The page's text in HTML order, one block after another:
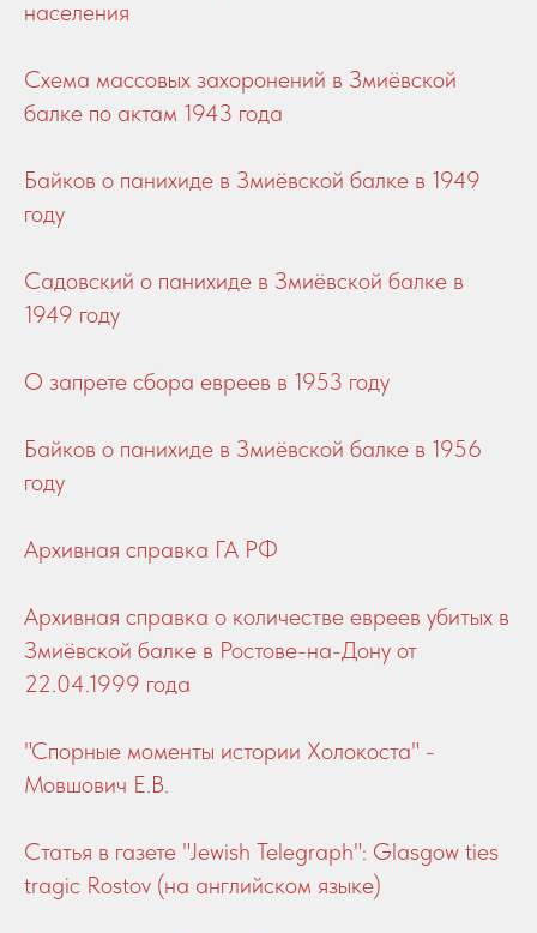
населения
Схема массовых захоронений в Змиёвской
балке по актам 1943 года
Байков о панихиде в Змиёвской балке в 1949
году
Садовский о панихиде в Змиёвской балке в
1949 году
О запрете сбора евреев в 1953 году
Байков о панихиде в Змиёвской балке в 1956
году
Архивная справка ГА РФ
Архивная справка о количестве евреев убитых в
Змиёвской балке в Ростове-на-Дону от
22.04.1999 года
"Спорные моменты истории Холокоста" -
Мовшович Е.В.
Статья в газете "Jewish Telegraph": Glasgow ties
tragic Rostov (на английском языке)